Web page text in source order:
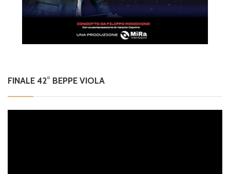
FINALE 42° BEPPE VIOLA